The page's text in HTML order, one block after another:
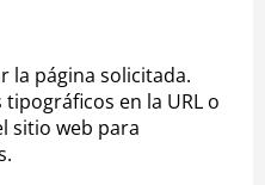
la página solicitada.
en la URL o
sitio web para